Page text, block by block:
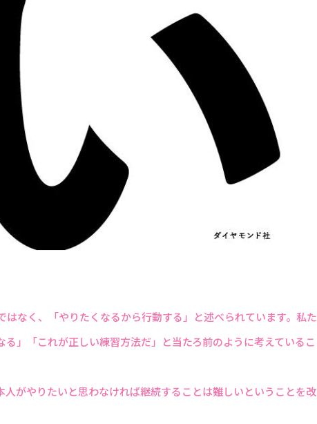
なく、「やりたくなるから行動する」と述べられています。私た
」「これが正しい練習方法だ」と当たろ前のように考えているこ
人がやりたいと思わなければ継続することは難しいということを改